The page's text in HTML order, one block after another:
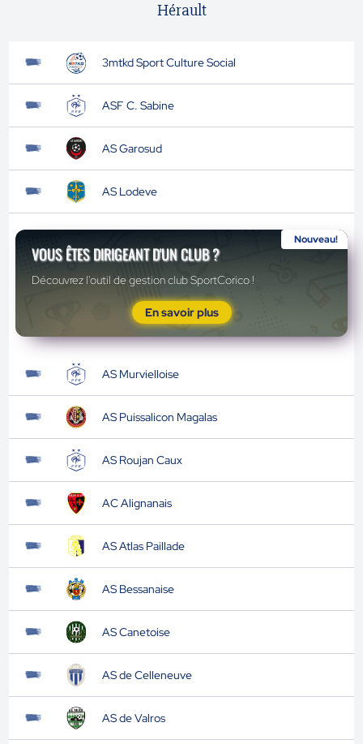
Hérault
3mtkd Sport Culture Social
ASF C. Sabine
AS Garosud
AS Lodeve
Nouveau!
VOUS ÊTES DIRIGEANT D'UN CLUB ?
Découvrez l'outil de gestion club SportCorico !
En savoir plus
AS Murvielloise
AS Puissalicon Magalas
AS Roujan Caux
AC Alignanais
AS Atlas Paillade
AS Bessanaise
AS Canetoise
AS de Celleneuve
AS de Valros